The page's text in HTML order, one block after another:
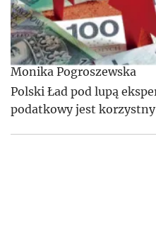
Monika Pogroszewska
Polski Ład pod lupą
podatkowy jest